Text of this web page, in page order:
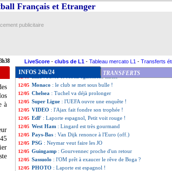
Français et Etranger
publicitaire
LiveScore - clubs de L1 - Tableau mercato L1 - Transferts
à
INFOS 24h/24 TRANSFERTS
12/05 Barça: Busquets plaide coupable
12/05 Man Utd: Man City, la classe de Solskjaer
12/05 C1-C3
12/05 Tigres: Thauvin a assuré ses arrières
12/05 Bayern: Kahn met un stop pour Håland
: Favre et Motta également ciblés
12/05 Monaco : le club se met sous bulle !
12/05 Chelsea : Tuchel va déjà prolonger
12/05 Super Ligue : l'UEFA ouvre une enquête !
12/05 VIDEO : l'Ajax fait fondre son trophée !
12/05 EdF : Laporte espagnol, Petit voit rouge !
12/05 West Ham : Lingard est très gourmand
12/05 Pays-Bas : Van Dijk renonce à l'Euro (off.)
12/05 PSG : Neymar veut faire les JO
12/05 Guingamp : Gourvennec proche d'un retour
12/05 Sassuolo : l'OM prêt à exaucer le rêve de Boga ?
12/05 PHOTO : Laporte est espagnol !